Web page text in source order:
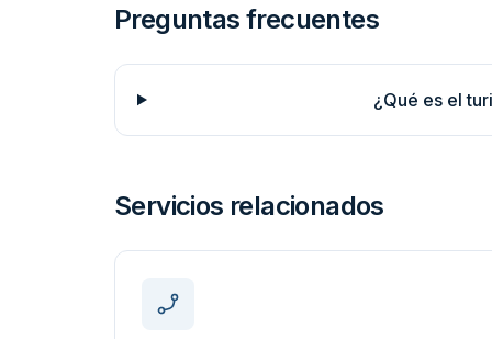
Preguntas frecuentes
¿Qué es el
Servicios relacionados